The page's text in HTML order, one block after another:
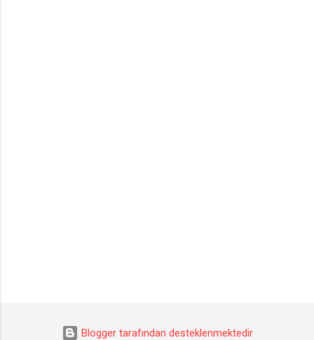
Blogger tarafından desteklenmektedir